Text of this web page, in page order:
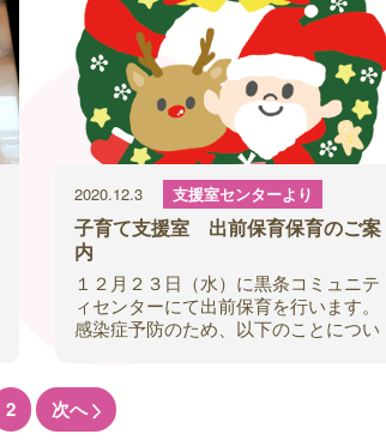
2020.12.3 支援室センターより
子育て支援室 出前保育保育のご案
内
１２月２３日（水）に黒条コミュニテ
ィセンターにて出前保育を行います。
感染症予防のため、以下のことについ
は
2 次へ